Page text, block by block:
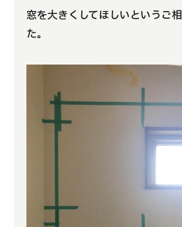
アクセス
窓を大きくしてほしいというご
た。